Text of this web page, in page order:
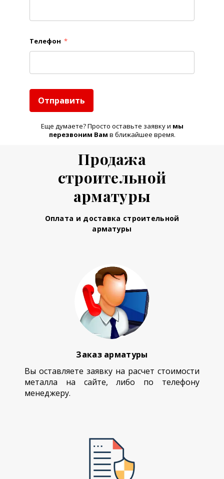
Телефон *
Отправить
Еще думаете? Просто оставьте заявку и мы
перезвоним Вам в ближайшее время.
Продажа
строительной
арматуры
Оплата и доставка строительной
арматуры
Заказ арматуры
Вы оставляете заявку на расчет стоимости
металла на сайте, либо по телефону
менеджеру.